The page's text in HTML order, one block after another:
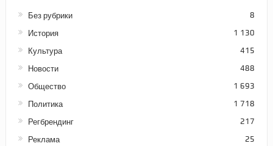
Без рубрики 8
История 1 130
Культура 415
Новости 488
Общество 1 693
Политика 1 718
Регбрендинг 217
Реклама 25